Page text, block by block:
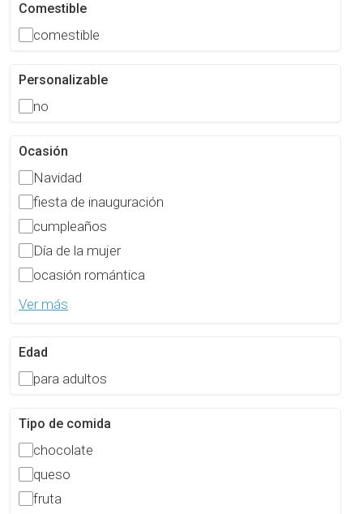
Comestible
comestible
Personalizable
no
Ocasión
Navidad
fiesta de inauguración
cumpleaños
Día de la mujer
ocasión romántica
Ver más
Edad
para adultos
Tipo de comida
chocolate
queso
fruta